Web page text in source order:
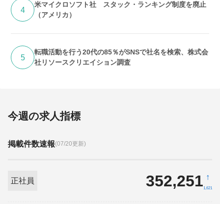
4
米マイクロソフト社 スタック・ランキング制度を廃止
（アメリカ）
5
転職活動を行う20代の85％がSNSで社名を検索、株式会
社リソースクリエイション調査
今週の求人指標
掲載件数速報(07/20更新)
正社員 352,251 ↑
1,621